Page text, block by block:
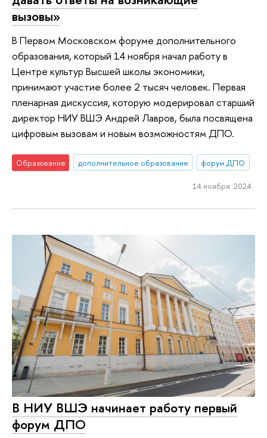
вызовы»
В Первом Московском форуме дополнительного
образования, который 14 ноября начал работу в
Центре культур Высшей школы экономики,
принимают участие более 2 тысяч человек. Первая
пленарная дискуссия, которую модерировал старший
директор НИУ ВШЭ Андрей Лавров, была посвящена
цифровым вызовам и новым возможностям ДПО.
Образование дополнительное образование форум ДПО
14 ноября 2024
В НИУ ВШЭ начинает работу первый
форум ДПО